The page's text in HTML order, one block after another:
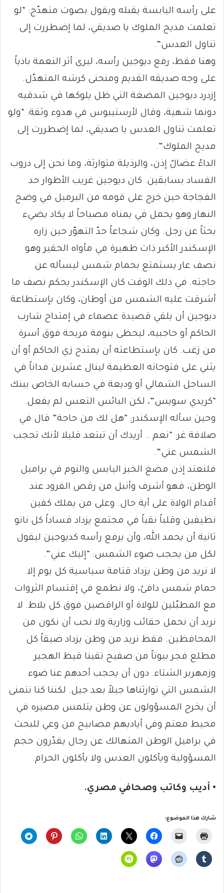
على رأسه اليابسة يقبله ويقول بصوت متهدّج: “لو
تعلمت مديح الملوك يا صديقي، لما إضطررت إلى
تناول العدس”.
وهنا فقط، رفع ديوجين رأسه، ليرى أثر النعمة بادياً
على وجه صديقه القديم ومنحنى كرشه المتهدّل.
إزدرد ديوجين المضغة التي ظل يلوكها في شدقيه
دونما شهية، وقال لأرستيبوس في هدوء وثقة: “ولو
تعلمت تناول العدس يا صديقي، لما إضطررت إلى
مديح الملوك”.
الداءُ عضالٌ إذن، والرذيلة متوارثة، وما نحن إلى دروب
الفساد بسابقين. كان ديوجين غريب الأطوار حد
الفجاجة حين خرج على قومه من البرميل في وضح
النهار وهو يحمل في يمناه مصباحاً لا يكاد يضيء
بحثاً عن رجل. وكان شجاعاً حدّ التهوّر حين زاره
الإسكندر الأكبر ذات ظهيرة في مأواه الحقير وهو
نصف عار يستمتع بحمام شمس ليسأله عن
حاجته. في ذلك الوقت كان الإسكندر يحكم نصف ما
أشرقت عليه الشمس من أوطان، وكان بإستطاعة
ديوجين أن يلقي قصيدة عصماء في إمتداح شارب
الحاكم أو حاجبيه، ليحظى بنومة مريحة فوق أسرة
من زغب. كان بإستطاعته أن يمتدح زي الحاكم أو أن
يثني على فتوحاته العظيمة لينال عشرين فداناً في
الساحل الشمالي أو وديعة في حسابه الخاص ببنك
“كريدي سويس”، لكن البائس التعس لم يفعل.
وحين سأله الإسكندر: “هل لك من حاجة” قال في
صلافة غر: “نعم .. أريدك أن تبتعد قليلا لأنك تحجب
الشمس عني”.
فلنعتد إذن مضغ الخبز اليابس والنوم في براميل
الوطن، فهو أشرف وأنبل من رقص القرود عند
أقدام الولاة على أية حال. وعلى من يملك كفين
نظيفين وقلباً نقياً في مجتمع يزداد فساداً كل نانو
ثانية أن يحمد الله، وأن يرفع رأسه كديوجين ليقول
لكل من يحجب ضوء الشمس: “إليك عني”.
لا نريد من وطن يزداد قتامة سياسية كل يوم إلا
حمام شمس دافئ، ولا نطمع في إقتسام الثروات
مع المطبّلين للولاة أو الراقصين فوق كل بلاط. لا
نريد أن نحمل حقائب وزارية ولا نحب أن نكون من
المحافظين. فقط نريد من وطن يزداد ضيقاً كل
مطلع فجر بيوتاً من صفيح تقينا قيظ الهجير
وزمهرير الشتاء. دون أن يحجب أحدهم عنا ضوء
الشمس التي توارثناها جيلاً بعد جيل. لكننا كنا نتمنى
أن يخرج المسؤولون عن وطن يتلمس مصيره في
محيط معتم وفي أياديهم مصابيح من وعي للبحث
في براميل الوطن المتهالك عن رجال يقدّرون حجم
المسؤولية ويأكلون العدس ولا يأكلون الحرام.
• أديب وكاتب وصحافي مصري.
شارك هذا الموضوع: